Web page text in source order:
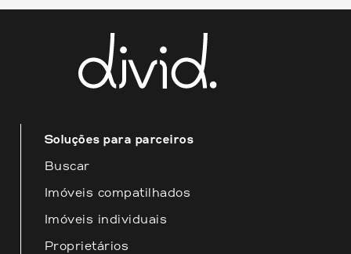
mailcontato@divid.com.br
Esperamos que essas informações
sejam úteis para você! Estamos à
disposição para fornecer o melhor
atendimento possível.
Soluções para parceiros
Buscar
Imóveis compatilhados
Imóveis individuais
Proprietários